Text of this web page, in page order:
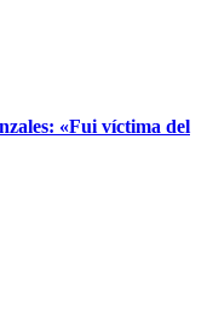
«Fui víctima del